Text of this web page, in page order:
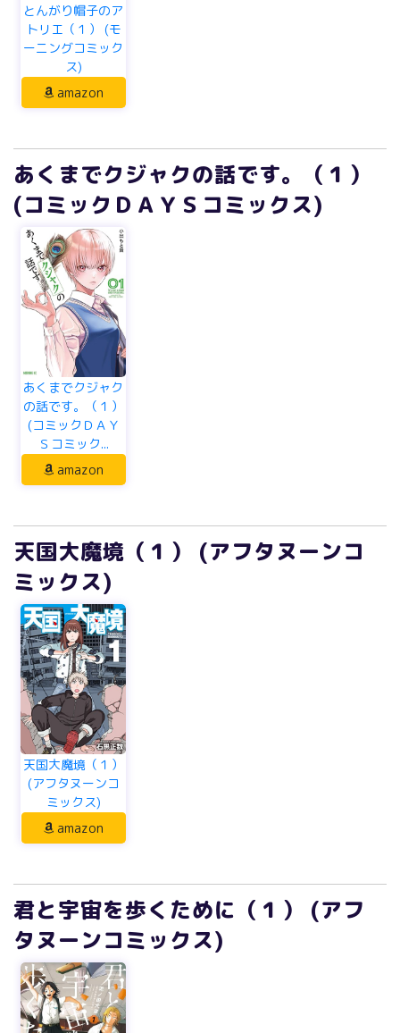
とんがり帽子のア
トリエ（１） (モ
ーニングコミック
ス)
amazon
あくまでクジャクの話です。（１）
(コミックＤＡＹＳコミックス)
あくまでクジャク
の話です。（１）
(コミックＤＡＹ
Ｓコミック...
amazon
天国大魔境（１） (アフタヌーンコ
ミックス)
天国大魔境（１）
(アフタヌーンコ
ミックス)
amazon
君と宇宙を歩くために（１） (アフ
タヌーンコミックス)